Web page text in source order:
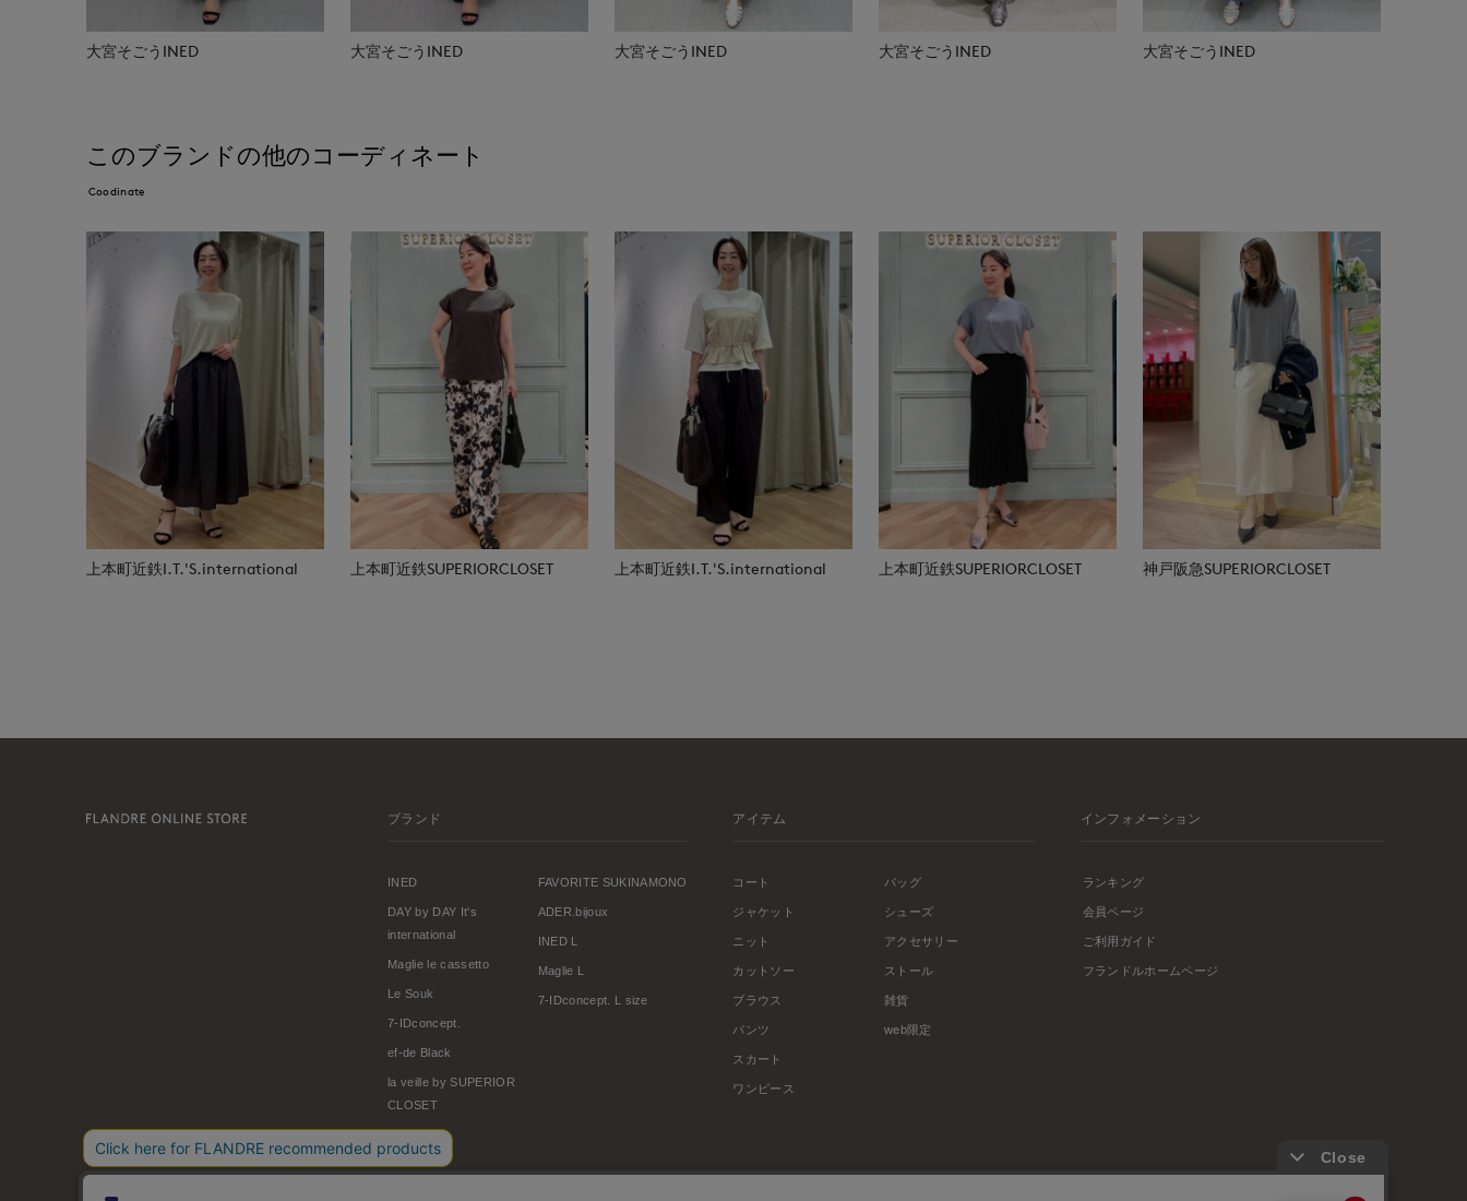
大宮そごうINED 大宮そごうINED 大宮そごうINED 大宮そごうINED 大宮そごうINED
このブランドの他のコーディネート
Coodinate
上本町近鉄I.T.'S.international 上本町近鉄SUPERIORCLOSET 上本町近鉄I.T.'S.international 上本町近鉄SUPERIORCLOSET 神戸阪急SUPERIORCLOSET
ブランド
INED
DAY by DAY It's
international
Maglie le cassetto
Le Souk
7-IDconcept.
ef-de Black
la veille by SUPERIOR
CLOSET
FAVORITE SUKINAMONO
ADER.bijoux
INED L
Maglie L
7-IDconcept. L size
アイテム
コート
ジャケット
ニット
カットソー
ブラウス
パンツ
スカート
ワンピース
バッグ
シューズ
アクセサリー
ストール
雑貨
web限定
インフォメーション
ランキング
会員ページ
ご利用ガイド
フランドルホームページ